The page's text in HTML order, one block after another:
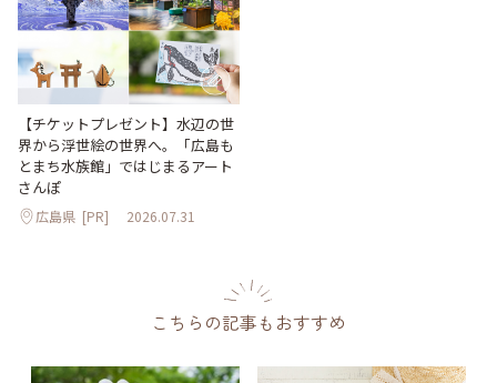
【チケットプレゼント】水辺の世
界から浮世絵の世界へ。「広島も
とまち水族館」ではじまるアート
さんぽ
広島県 [PR] 2026.07.31
こちらの記事もおすすめ